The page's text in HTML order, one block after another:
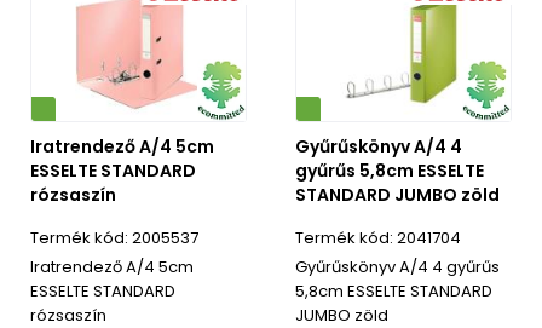
Iratrendező A/4 5cm
ESSELTE STANDARD
rózsaszín
2005537
Iratrendező A/4 5cm
ESSELTE STANDARD
rózsaszín
Környezetbarát
Gyűrűskönyv A/4 4
gyűrűs 5,8cm ESSELTE
STANDARD JUMBO zöld
2041704
Gyűrűskönyv A/4 4 gyűrűs
5,8cm ESSELTE STANDARD
JUMBO zöld